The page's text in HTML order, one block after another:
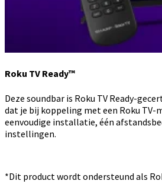
Roku TV Ready™
Deze soundbar is Roku TV Ready-
dat je bij koppeling met een Roku
eenvoudige installatie, één
instellingen.
*Dit product wordt ondersteund als